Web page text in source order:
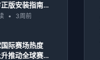
版安装指南
体验攻略教
• 3周前
际赛场热度
推动全球赛